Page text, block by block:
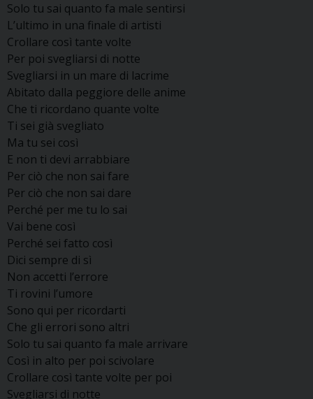
Solo tu sai quanto fa male sentirsi
L’ultimo in una finale di artisti
Crollare così tante volte
Per poi svegliarsi di notte
Svegliarsi in un mare di lacrime
Abitato dalla peggiore delle anime
Che ti ricordano quante volte
Ti sei già svegliato
Ma tu sei così
E non ti devi arrabbiare
Per ciò che non sai fare
Per ciò che non sai dare
Perché per me tu lo sai
Vai bene così
Perché sei fatto così
Dici sempre di sì
Non accetti l’errore
Ti rovini l’umore
Sono qui per ricordarti
Che gli errori sono altri
Solo tu sai quanto fa male arrivare
Così in alto per poi scivolare
Crollare così tante volte per poi
Svegliarsi di notte